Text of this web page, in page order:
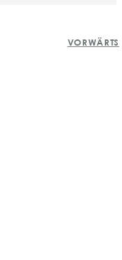
VORWÄRTS